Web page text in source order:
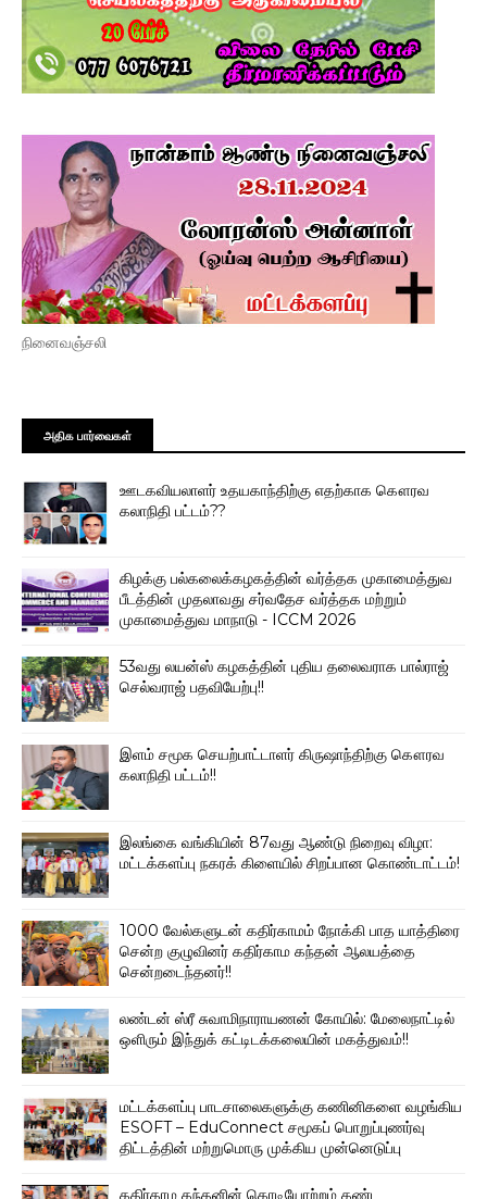
நினைவஞ்சலி
அதிக பார்வைகள்
ஊடகவியலாளர் உதயகாந்திற்கு எதற்காக கௌரவ
கலாநிதி பட்டம்??
கிழக்கு பல்கலைக்கழகத்தின் வர்த்தக முகாமைத்துவ
பீடத்தின் முதலாவது சர்வதேச வர்த்தக மற்றும்
முகாமைத்துவ மாநாடு - ICCM 2026
53வது லயன்ஸ் கழகத்தின் புதிய தலைவராக பால்ராஜ்
செல்வராஜ் பதவியேற்பு!!
இளம் சமூக செயற்பாட்டாளர் கிருஷாந்திற்கு கௌரவ
கலாநிதி பட்டம்!!
இலங்கை வங்கியின் 87வது ஆண்டு நிறைவு விழா:
மட்டக்களப்பு நகரக் கிளையில் சிறப்பான கொண்டாட்டம்!
1000 வேல்களுடன் கதிர்காமம் நோக்கி பாத யாத்திரை
சென்ற குழுவினர் கதிர்காம கந்தன் ஆலயத்தை
சென்றடைந்தனர்!!
லண்டன் ஸ்ரீ சுவாமிநாராயணன் கோயில்: மேலைநாட்டில்
ஒளிரும் இந்துக் கட்டிடக்கலையின் மகத்துவம்!!
மட்டக்களப்பு பாடசாலைகளுக்கு கணினிகளை வழங்கிய
ESOFT – EduConnect சமூகப் பொறுப்புணர்வு
திட்டத்தின் மற்றுமொரு முக்கிய முன்னெடுப்பு
கதிர்காம கந்தனின் கொடியோற்றம் கண்ட